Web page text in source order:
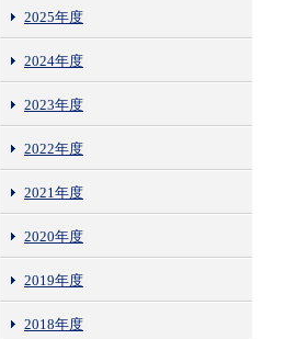
2025年度
2024年度
2023年度
2022年度
2021年度
2020年度
2019年度
2018年度